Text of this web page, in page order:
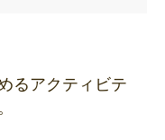
るアクティビテ